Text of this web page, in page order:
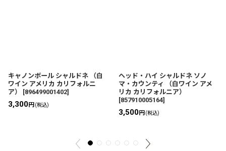
キャノンボール シャルドネ （白
ワイン アメリカ カリフォルニ
ア）
[896499001402]
3,300円(税込)
ヘッド・ハイ シャルドネ ソノ
マ・カウンティ （白ワイン アメ
リカ カリフォルニア）
[857910005164]
3,500円(税込)